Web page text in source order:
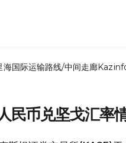
海国际运输路线/中间走廊
民币兑坚戈汇率